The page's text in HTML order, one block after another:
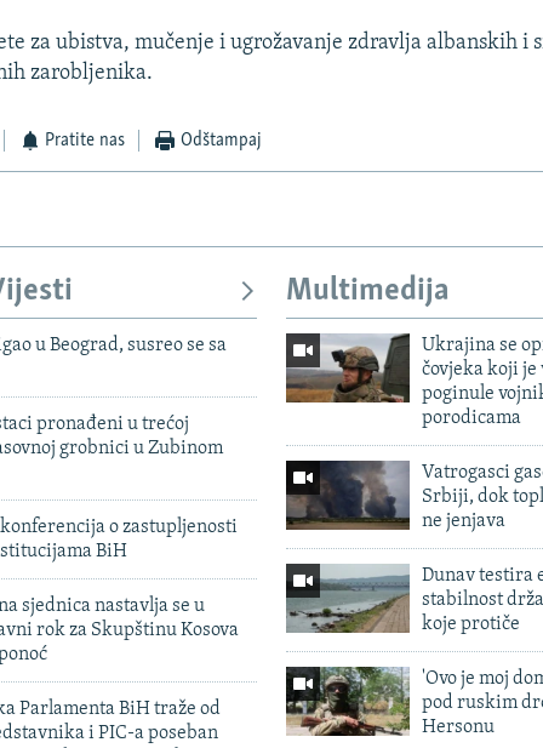
za ubistva, mučenje i ugrožavanje zdravlja albanskih i
zarobljenika.
Pratite nas Odštampaj
u Beograd, susreo se sa
pronađeni u trećoj
grobnici u Zubinom
o zastupljenosti
BiH
sjednica nastavlja se u
rok za Skupštinu Kosova
Parlamenta BiH traže od
i PIC-a poseban
Multimedija
Ukrajina se
čovjeka koji je
poginule
porodicama
Vatrogasci
Srbiji, dok
ne jenjava
Dunav testira
stabilnost
koje protiče
'Ovo je moj
pod ruskim
Hersonu